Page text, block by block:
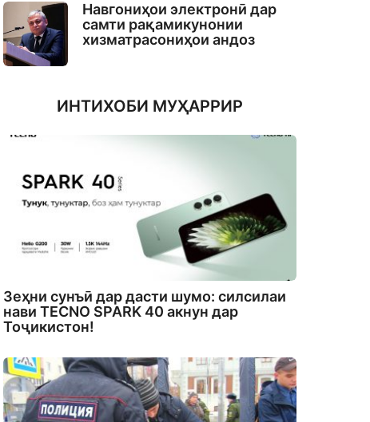
Навгониҳои электронӣ дар
самти рақамикунонии
хизматрасониҳои андоз
ИНТИХОБИ МУҲАРРИР
Зеҳни сунъӣ дар дасти шумо: силсилаи
нави TECNO SPARK 40 акнун дар
Тоҷикистон!